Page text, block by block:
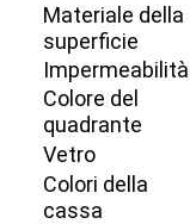
Materiale della
superficie
Impermeabilità
Colore del
quadrante
Vetro
Colori della
cassa